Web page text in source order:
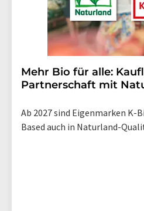
Mehr Bio für alle:
Partnerschaft mit
Ab 2027 sind Eigenmarken K-
Based auch in Naturland-